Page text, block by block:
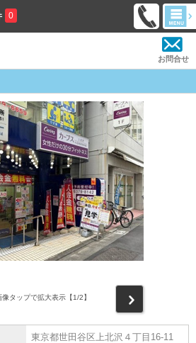
0
お問合せ
像タップで拡大表示【1/2】
東京都世田谷区上北沢４丁目16-11